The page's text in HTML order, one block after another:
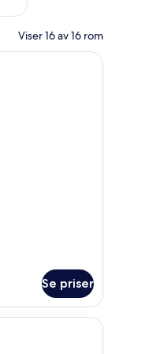
Viser 16 av 16 rom
| Minibar, safe på
Se priser
(HARBOUR One) | Minibar,